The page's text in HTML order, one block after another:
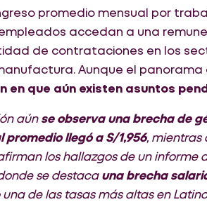
promedio mensual por
accedan a una
de contrataciones en los
Aunque el panorama
que aún existen asuntos
aúnse observa una brecha de
llegó a S/1,956, mientras
los hallazgos de un informe
se destacauna brecha
de las tasas más altas en